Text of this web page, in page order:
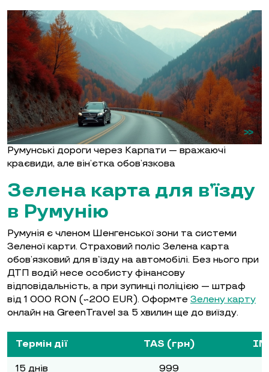
Румунські дороги через Карпати — вражаючі
краєвиди, але він’єтка обов’язкова
Зелена карта для в’їзду
в Румунію
Румунія є членом Шенгенської зони та системи
Зеленої карти. Страховий поліс Зелена карта
обов’язковий для в’їзду на автомобілі. Без нього при
ДТП водій несе особисту фінансову
відповідальність, а при зупинці поліцією — штраф
від 1 000 RON (~200 EUR). Оформте Зелену карту
онлайн на GreenTravel за 5 хвилин ще до виїзду.
Термін дії TAS (грн)
15 днів 999